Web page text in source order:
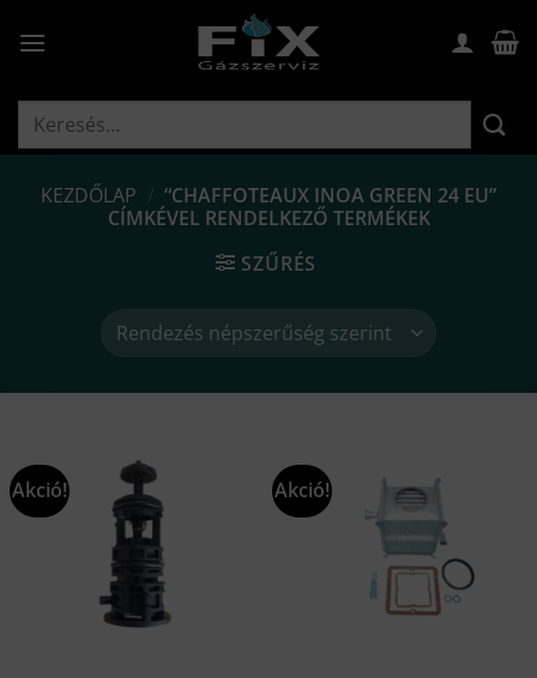
Keresés
KEZDŐLAP / “CHAFFOTEAUX INOA GREEN 24 EU”
CÍMKÉVEL RENDELKEZŐ TERMÉKEK
SZŰRÉS
Akció! Akció!